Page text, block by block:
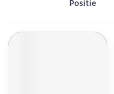
Sorteer op: